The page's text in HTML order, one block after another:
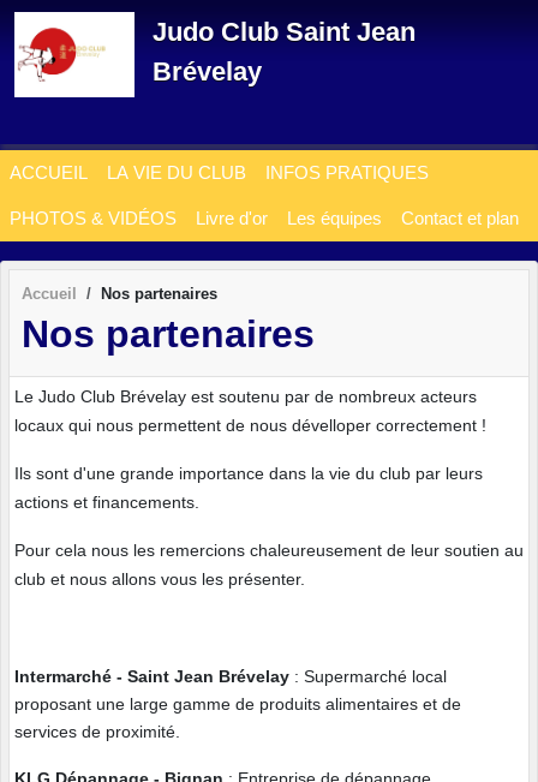
Judo Club Saint Jean
Brévelay
ACCUEIL LA VIE DU CLUB INFOS PRATIQUES
PHOTOS & VIDÉOS Livre d'or Les équipes Contact et plan
Accueil Nos partenaires
Nos partenaires
Le Judo Club Brévelay est soutenu par de nombreux acteurs
locaux qui nous permettent de nous dévelloper correctement !
Ils sont d'une grande importance dans la vie du club par leurs
actions et financements.
Pour cela nous les remercions chaleureusement de leur soutien au
club et nous allons vous les présenter.
Intermarché - Saint Jean Brévelay : Supermarché local
proposant une large gamme de produits alimentaires et de
services de proximité.
KLG Dépannage - Bignan : Entreprise de dépannage,
Panneau de gestion des cookies